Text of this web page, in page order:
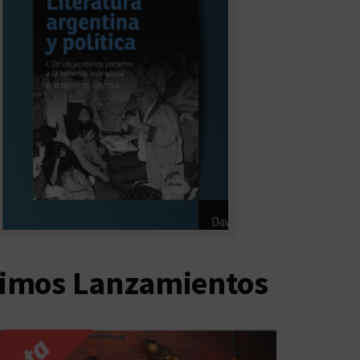
Lanzamientos